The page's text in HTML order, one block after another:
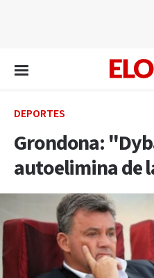
DEPORTES
Grondona:
autoelimina de